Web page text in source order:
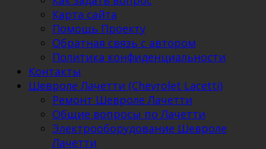
Карта сайта
Помощь Проекту
Обратная связь с автором
Политика конфиденциальности
Контакты
Шевроле Лачетти (Chevrolet Lacetti)
Ремонт Шевроле Лачетти
Общие вопросы по Лачетти
Электрооборудование Шевроле
Лачетти